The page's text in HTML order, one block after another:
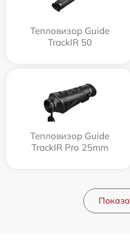
Тепловизор Guide
TrackIR 50
Тепловизор Guide
TrackIR Pro 25mm